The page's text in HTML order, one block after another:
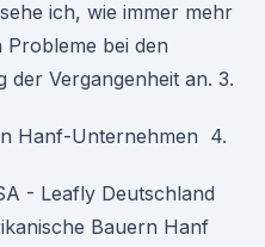
ich, wie immer mehr
bei den
Vergangenheit an. 3.
Hanf-Unternehmen 4.
- Leafly Deutschland
Bauern Hanf